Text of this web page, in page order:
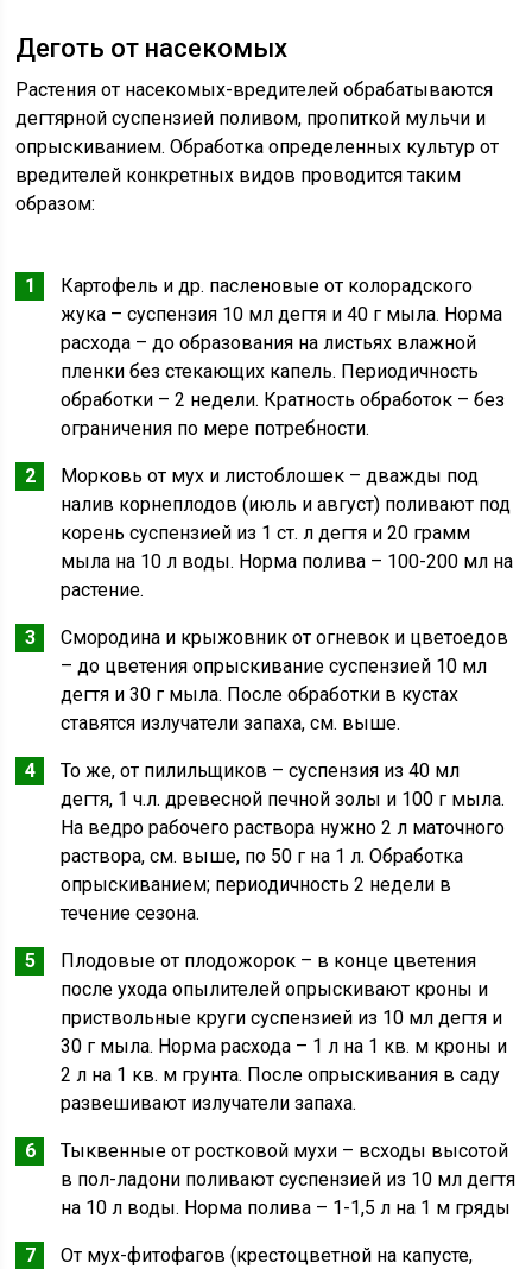
Деготь от насекомых
Растения от насекомых-вредителей обрабатываются
дегтярной суспензией поливом, пропиткой мульчи и
опрыскиванием. Обработка определенных культур от
вредителей конкретных видов проводится таким
образом:
Картофель и др. пасленовые от колорадского
жука – суспензия 10 мл дегтя и 40 г мыла. Норма
расхода – до образования на листьях влажной
пленки без стекающих капель. Периодичность
обработки – 2 недели. Кратность обработок – без
ограничения по мере потребности.
Морковь от мух и листоблошек – дважды под
налив корнеплодов (июль и август) поливают под
корень суспензией из 1 ст. л дегтя и 20 грамм
мыла на 10 л воды. Норма полива – 100-200 мл на
растение.
Смородина и крыжовник от огневок и цветоедов
– до цветения опрыскивание суспензией 10 мл
дегтя и 30 г мыла. После обработки в кустах
ставятся излучатели запаха, см. выше.
То же, от пилильщиков – суспензия из 40 мл
дегтя, 1 ч.л. древесной печной золы и 100 г мыла.
На ведро рабочего раствора нужно 2 л маточного
раствора, см. выше, по 50 г на 1 л. Обработка
опрыскиванием; периодичность 2 недели в
течение сезона.
Плодовые от плодожорок – в конце цветения
после ухода опылителей опрыскивают кроны и
приствольные круги суспензией из 10 мл дегтя и
30 г мыла. Норма расхода – 1 л на 1 кв. м кроны и
2 л на 1 кв. м грунта. После опрыскивания в саду
развешивают излучатели запаха.
Тыквенные от ростковой мухи – всходы высотой
в пол-ладони поливают суспензией из 10 мл дегтя
на 10 л воды. Норма полива – 1-1,5 л на 1 м гряды
От мух-фитофагов (крестоцветной на капусте,